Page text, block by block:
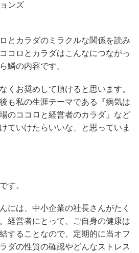
ンズ
とカラダのミラクルな関係を読み
コロとカラダはこんなにつながっ
鱗の内容です。
くお奨めして頂けると思います。
も私の生涯テーマである『病気は
のココロと経営者のカラダ』など
ていけたらいいな、と思っていま
す。
には、中小企業の社長さんがたく
経営者にとって、ご自身の健康は
することなので、定期的に当オフ
ダの性質の確認やどんなストレス